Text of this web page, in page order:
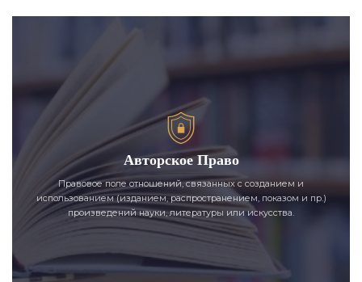
Авторское Право
Правовое поле отношений, связанных с созданием и
использованием (изданием, распространением, показом и пр.)
произведений науки, литературы или искусства.